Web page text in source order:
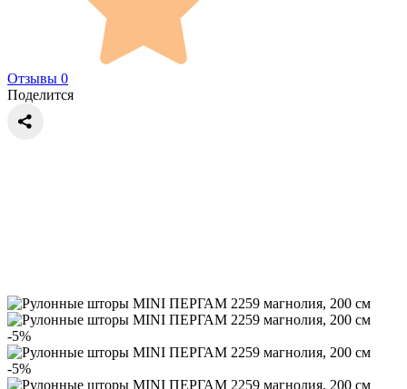
Отзывы 0
Поделится
-5%
-5%